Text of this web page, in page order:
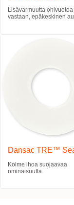
Lisävarmuutta ohivuotoa
vastaan, epäkeskinen
Dansac TRE™
Kolme ihoa suojaavaa
ominaisuutta.